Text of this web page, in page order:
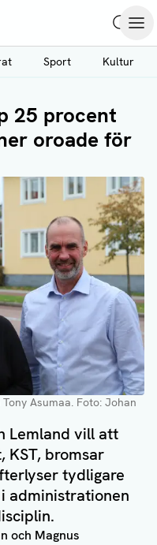
Sport Kultur
25 procent
oroade för
Asumaa. Foto: Johan
Lemland vill att
KST, bromsar
tydligare
administrationen
och Magnus